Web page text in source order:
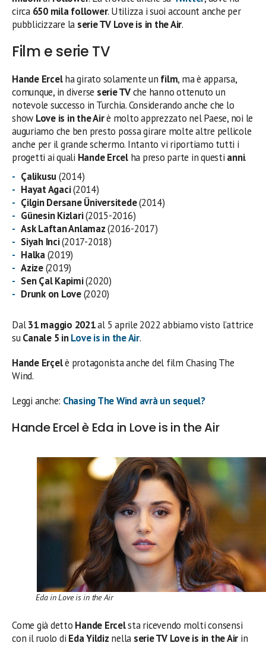
circa 650 mila follower. Utilizza i suoi account anche per
pubblicizzare la serie TV Love is in the Air.
Film e serie TV
Hande Ercelha girato solamente un film, ma è apparsa,
comunque, in diverse serie TVche hanno ottenuto un
notevole successo in Turchia. Considerando anche che lo
show Love is in the Airè molto apprezzato nel Paese, noi le
auguriamo che ben presto possa girare molte altre pellicole
anche per il grande schermo. Intanto vi riportiamo tutti i
progetti ai quali Hande Ercelha preso parte in questi anni.
Çalikusu(2014)
Hayat Agaci(2014)
Çilgin Dersane Üniversitede(2014)
Günesin Kizlari(2015-2016)
Ask Laftan Anlamaz(2016-2017)
Siyah Inci(2017-2018)
Halka(2019)
Azize(2019)
Sen Çal Kapimi(2020)
Drunk on Love(2020)
Dal31 maggio 2021al 5 aprile 2022 abbiamo visto l’attrice
suCanale 5 inLove is in the Air.
Hande Erçelè protagonista anche del film Chasing The
Wind.
Leggi anche: Chasing The Wind avrà un sequel?
Hande Ercel è Eda in Love is in the Air
Eda in Love is in the Air
Come già detto Hande Ercelsta ricevendo molti consensi
con il ruolo di Eda Yildiz nella serie TV Love is in the Air in